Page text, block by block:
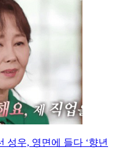
성우, 영면에 들다 ‘향년